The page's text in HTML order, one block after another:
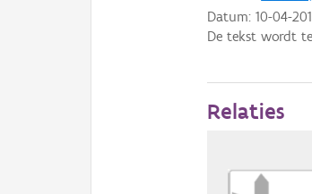
Datum:10-04-
De tekst wordt
Relaties